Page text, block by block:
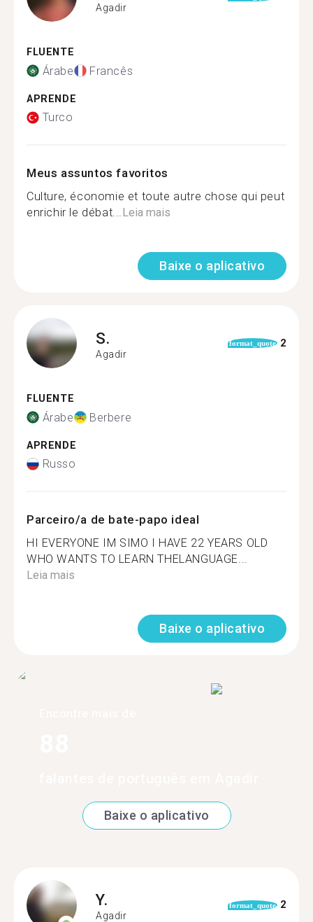
Agadir
FLUENTE
Árabe Francês
APRENDE
Turco
Meus assuntos favoritos
Culture, économie et toute autre chose qui peut
enrichir le débat...Leia mais
Baixe o aplicativo
S.
Agadir
format_quote 2
FLUENTE
Árabe Berbere
APRENDE
Russo
Parceiro/a de bate-papo ideal
HI EVERYONE IM SIMO I HAVE 22 YEARS OLD
WHO WANTS TO LEARN THELANGUAGE...
Leia mais
Baixe o aplicativo
Baixe o aplicativo
Y.
Agadir
format_quote 2